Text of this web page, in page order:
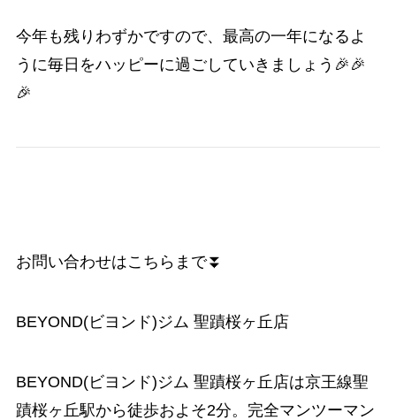
今年も残りわずかですので、最高の一年になるよ
うに毎日をハッピーに過ごしていきましょう🎉🎉
🎉
お問い合わせはこちらまで⏬
BEYOND(ビヨンド)ジム 聖蹟桜ヶ丘店
BEYOND(ビヨンド)ジム 聖蹟桜ヶ丘店は京王線聖
蹟桜ヶ丘駅から徒歩およそ2分。完全マンツーマン